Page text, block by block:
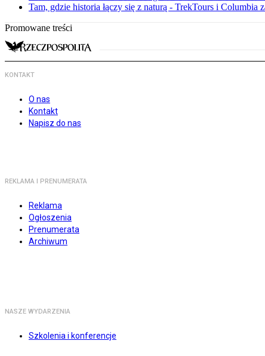
Tam, gdzie historia łączy się z naturą - TrekTours i Columbia
Promowane treści
KONTAKT
O nas
Kontakt
Napisz do nas
REKLAMA I PRENUMERATA
Reklama
Ogłoszenia
Prenumerata
Archiwum
NASZE WYDARZENIA
Szkolenia i konferencje